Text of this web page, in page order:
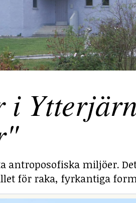
antroposofiska miljöer.
för raka, fyrkantiga